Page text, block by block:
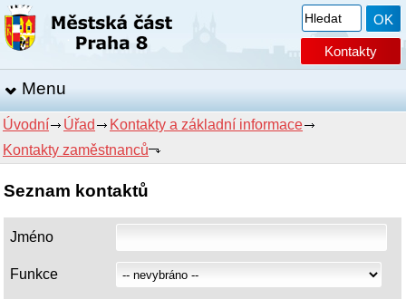
Kontakty
Menu
Úvodní Úřad
Kontakty a základní informace
Kontakty zaměstnanců
Seznam kontaktů
Jméno
Funkce